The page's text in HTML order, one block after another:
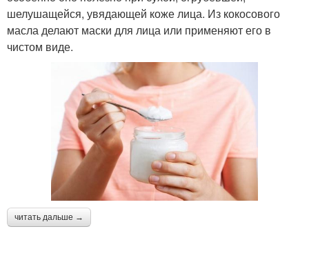
шелушащейся, увядающей коже лица. Из кокосового
масла делают маски для лица или применяют его в
чистом виде.
читать дальше →